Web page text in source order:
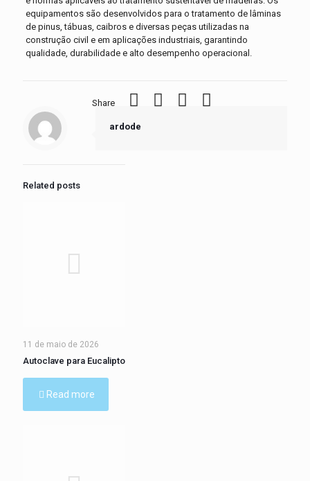
equipamentos são desenvolvidos para o tratamento de lâminas
de pinus, tábuas, caibros e diversas peças utilizadas na
construção civil e em aplicações industriais, garantindo
qualidade, durabilidade e alto desempenho operacional.
Share
ardode
Related posts
11 de maio de 2026
Autoclave para Eucalipto
Read more